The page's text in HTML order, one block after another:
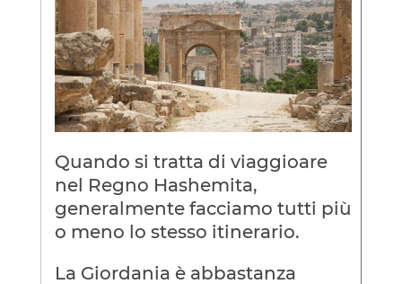
Quando si tratta di viaggioare
nel Regno Hashemita,
generalmente facciamo tutti più
o meno lo stesso itinerario.
La Giordania è abbastanza